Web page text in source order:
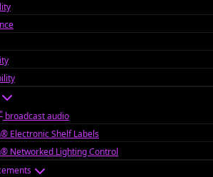
broadcast audio
Electronic Shelf Labels
Networked Lighting Control